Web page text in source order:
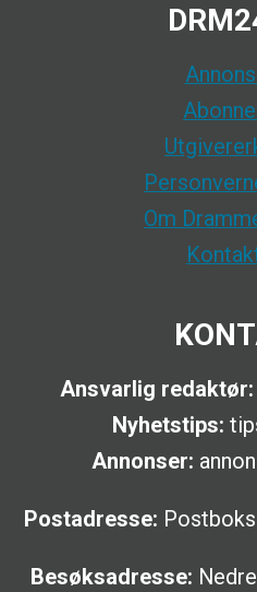
Om
Ansvarlig redaktør:
Nyhetstips:
Annonser:
Postadresse:
Besøksadresse: